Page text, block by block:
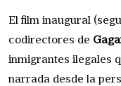
El film inaugural
codirectores de
inmigrantes ilegales
narrada desde la